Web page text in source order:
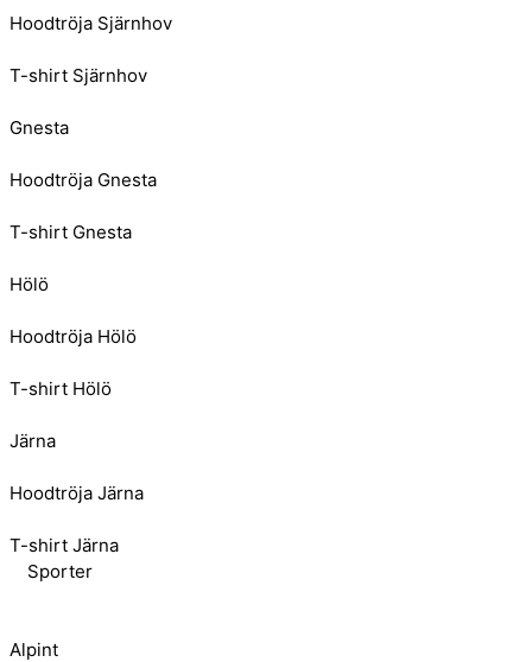
Hoodtröja Sjärnhov
T-shirt Sjärnhov
Gnesta
Hoodtröja Gnesta
T-shirt Gnesta
Hölö
Hoodtröja Hölö
T-shirt Hölö
Järna
Hoodtröja Järna
T-shirt Järna
Sporter
Alpint